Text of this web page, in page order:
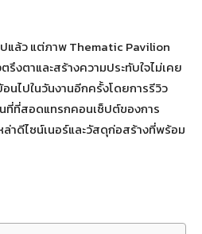
แล้ว แต่ภาพ Thematic Pavilion
งตาและสร้างความประทับใจไม่เคย
นไปในวันงานอีกครั้งโดยการรีวิว
ที่สอดแทรกคอนเซ็ปต์ของการ
าดีไซน์เนอร์และวัสดุก่อสร้างที่พร้อม